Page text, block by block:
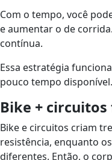
Com o tempo, você
e aumentar o de
contínua.
Essa estratégia
pouco tempo disponível.
Bike +
Bike e circuitos criam
resistência, enquanto
diferentes. Então, o